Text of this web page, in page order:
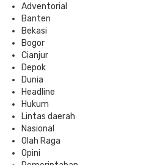
Adventorial
Banten
Bekasi
Bogor
Cianjur
Depok
Dunia
Headline
Hukum
Lintas daerah
Nasional
Olah Raga
Opini